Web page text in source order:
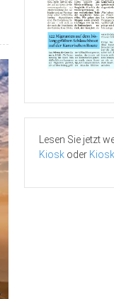
Lesen Sie jetzt
Kiosk oder